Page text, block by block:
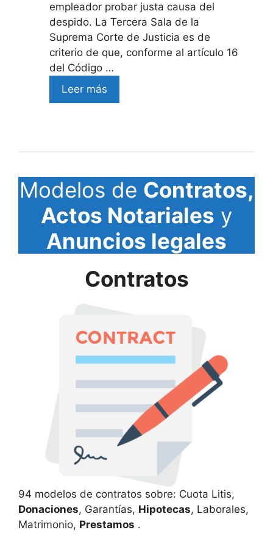
empleador probar justa causa del
despido. La Tercera Sala de la
Suprema Corte de Justicia es de
criterio de que, conforme al artículo 16
del Código …
Leer más
Modelos de Contratos,
Actos Notariales y
Anuncios legales
Contratos
94 modelos de contratos sobre: Cuota Litis,
Donaciones, Garantías, Hipotecas, Laborales,
Matrimonio, Prestamos .